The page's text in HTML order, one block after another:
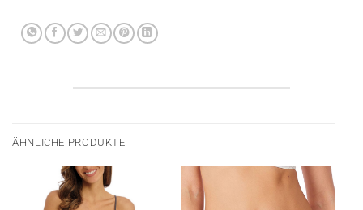
ÄHNLICHE PRODUKTE